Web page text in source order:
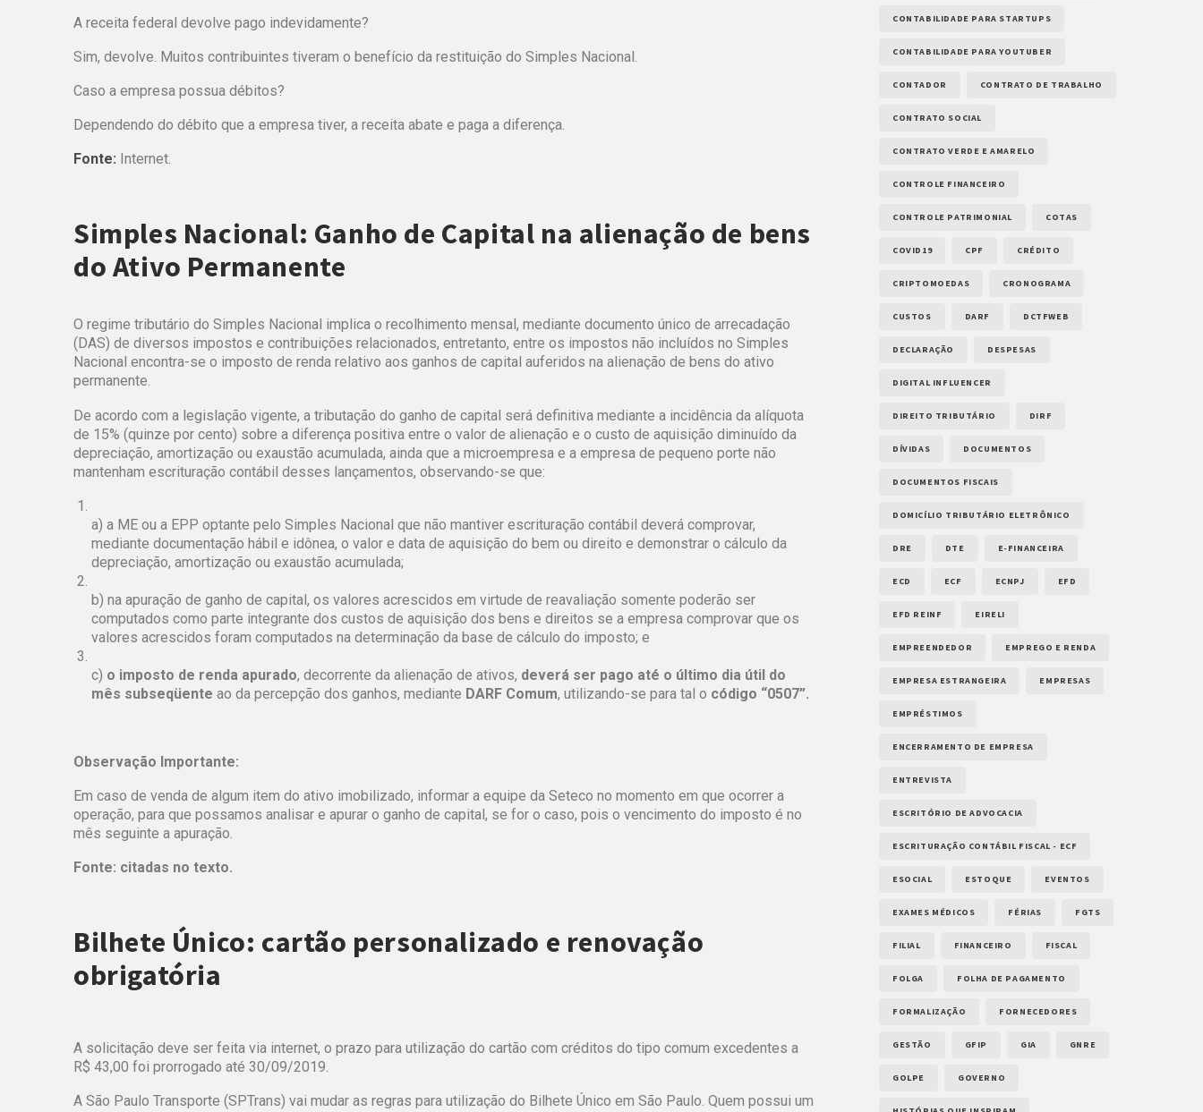
A receita federal devolve pago indevidamente?
Sim, devolve. Muitos contribuintes tiveram o benefício da restituição do Simples Nacional.
Caso a empresa possua débitos?
Dependendo do débito que a empresa tiver, a receita abate e paga a diferença.
Fonte: Internet.
Simples Nacional: Ganho de Capital na alienação de bens
do Ativo Permanente
O regime tributário do Simples Nacional implica o recolhimento mensal, mediante documento único de arrecadação
(DAS) de diversos impostos e contribuições relacionados, entretanto, entre os impostos não incluídos no Simples
Nacional encontra-se o imposto de renda relativo aos ganhos de capital auferidos na alienação de bens do ativo
permanente.
De acordo com a legislação vigente, a tributação do ganho de capital será definitiva mediante a incidência da alíquota
de 15% (quinze por cento) sobre a diferença positiva entre o valor de alienação e o custo de aquisição diminuído da
depreciação, amortização ou exaustão acumulada, ainda que a microempresa e a empresa de pequeno porte não
mantenham escrituração contábil desses lançamentos, observando-se que:
a) a ME ou a EPP optante pelo Simples Nacional que não mantiver escrituração contábil deverá comprovar,
mediante documentação hábil e idônea, o valor e data de aquisição do bem ou direito e demonstrar o cálculo da
depreciação, amortização ou exaustão acumulada;
b) na apuração de ganho de capital, os valores acrescidos em virtude de reavaliação somente poderão ser
computados como parte integrante dos custos de aquisição dos bens e direitos se a empresa comprovar que os
valores acrescidos foram computados na determinação da base de cálculo do imposto; e
c) o imposto de renda apurado, decorrente da alienação de ativos, deverá ser pago até o último dia útil do
mês subseqüente ao da percepção dos ganhos, mediante DARF Comum, utilizando-se para tal o código “0507”.
Observação Importante:
Em caso de venda de algum item do ativo imobilizado, informar a equipe da Seteco no momento em que ocorrer a
operação, para que possamos analisar e apurar o ganho de capital, se for o caso, pois o vencimento do imposto é no
mês seguinte a apuração.
Fonte: citadas no texto.
Bilhete Único: cartão personalizado e renovação
obrigatória
A solicitação deve ser feita via internet, o prazo para utilização do cartão com créditos do tipo comum excedentes a
R$ 43,00 foi prorrogado até 30/09/2019.
A São Paulo Transporte (SPTrans) vai mudar as regras para utilização do Bilhete Único em São Paulo. Quem possui um
CONTABILIDADE PARA STARTUPS
CONTABILIDADE PARA YOUTUBER
CONTADOR CONTRATO DE TRABALHO
CONTRATO SOCIAL
CONTRATO VERDE E AMARELO
CONTROLE FINANCEIRO
CONTROLE PATRIMONIAL COTAS
COVID19 CPF CRÉDITO
CRIPTOMOEDAS CRONOGRAMA
CUSTOS DARF DCTFWEB
DECLARAÇÃO DESPESAS
DIGITAL INFLUENCER
DIREITO TRIBUTÁRIO DIRF
DÍVIDAS DOCUMENTOS
DOCUMENTOS FISCAIS
DOMICÍLIO TRIBUTÁRIO ELETRÔNICO
DRE DTE E-FINANCEIRA
ECD ECF ECNPJ EFD
EFD REINF EIRELI
EMPREENDEDOR EMPREGO E RENDA
EMPRESA ESTRANGEIRA EMPRESAS
EMPRÉSTIMOS
ENCERRAMENTO DE EMPRESA
ENTREVISTA
ESCRITÓRIO DE ADVOCACIA
ESCRITURAÇÃO CONTÁBIL FISCAL - ECF
ESOCIAL ESTOQUE EVENTOS
EXAMES MÉDICOS FÉRIAS FGTS
FILIAL FINANCEIRO FISCAL
FOLGA FOLHA DE PAGAMENTO
FORMALIZAÇÃO FORNECEDORES
GESTÃO GFIP GIA GNRE
GOLPE GOVERNO